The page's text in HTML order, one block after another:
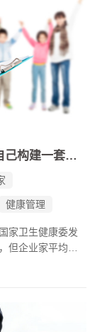
作为一家深耕20
。
家族健康管理：企业家如何为父母和自己构建一套可靠的健康保障体系
健康管理
家卫生健康委发
但企业家平均寿
、血糖谁来盯
标谁来做系统跟